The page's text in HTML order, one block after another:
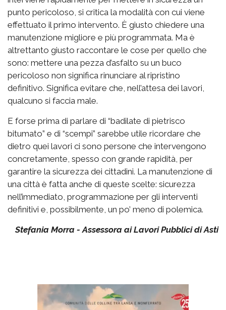
punto pericoloso, si critica la modalità con cui viene
effettuato il primo intervento. È giusto chiedere una
manutenzione migliore e più programmata. Ma è
altrettanto giusto raccontare le cose per quello che
sono: mettere una pezza d’asfalto su un buco
pericoloso non significa rinunciare al ripristino
definitivo. Significa evitare che, nell’attesa dei lavori,
qualcuno si faccia male.
E forse prima di parlare di “badilate di pietrisco
bitumato” e di “scempi” sarebbe utile ricordare che
dietro quei lavori ci sono persone che intervengono
concretamente, spesso con grande rapidità, per
garantire la sicurezza dei cittadini. La manutenzione di
una città è fatta anche di queste scelte: sicurezza
nell’immediato, programmazione per gli interventi
definitivi e, possibilmente, un po’ meno di polemica.
Stefania Morra - Assessora ai Lavori Pubblici di Asti